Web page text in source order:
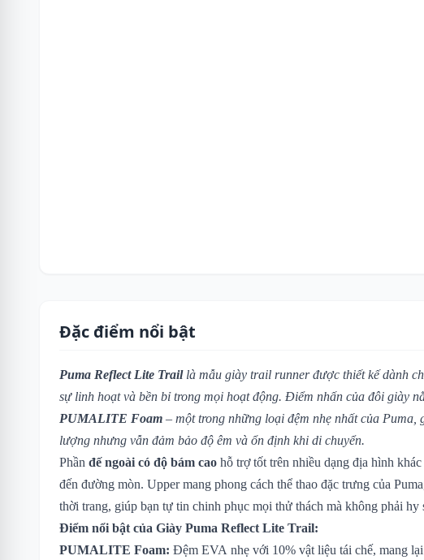
Đặc điểm nổi bật
Puma Reflect Lite Traillà mẫu giày trail runner được thiết kế dành
sự linh hoạt và bền bỉ trong mọi hoạt động. Điểm nhấn của đôi giày
PUMALITE Foam – một trong những loại đệm nhẹ nhất của Puma,
lượng nhưng vẫn đảm bảo độ êm và ổn định khi di chuyển.
Phần đế ngoài có độ bám cao hỗ trợ tốt trên nhiều dạng địa hình
đến đường mòn. Upper mang phong cách thể thao đặc trưng của
thời trang, giúp bạn tự tin chinh phục mọi thử thách mà không phải hy
Điểm nổi bật của Giày Puma Reflect Lite Trail:
PUMALITE Foam: Đệm EVA nhẹ với 10% vật liệu tái chế, mang